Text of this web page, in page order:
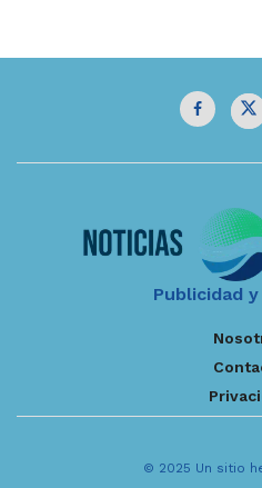
Publicidad
© 2025 Un sitio